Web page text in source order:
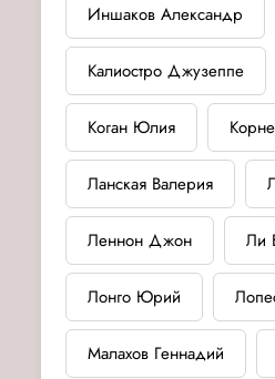
Иншаков Александр
Калиостро Джузеппе
Коган Юлия
Ланская Валерия
Леннон Джон Ли
Лонго Юрий
Малахов Геннадий